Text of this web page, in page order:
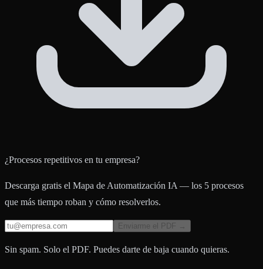
¿Procesos repetitivos en tu empresa?
Descarga gratis el Mapa de Automatización IA — los 5 procesos
que más tiempo roban y cómo resolverlos.
Enviarme el PDF →
Sin spam. Solo el PDF. Puedes darte de baja cuando quieras.